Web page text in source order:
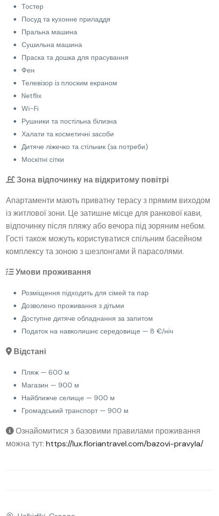
Тостер
Посуд та кухонне приладдя
Пральна машина
Сушильна машина
Праска та дошка для прасування
Фен
Телевізор із плоским екраном
Netflix
Wi-Fi
Рушники та постільна білизна
Халати та косметичні засоби
Дитяче ліжечко та стільчик (за потреби)
Москітні сітки
Зона відпочинку на відкритому повітрі
Апартаменти мають приватну терасу з прямим виходом
із житлової зони. Це затишне місце для ранкової кави,
відпочинку після пляжу або вечора під зоряним небом.
Гості також можуть користуватися спільним басейном
комплексу та зоною з шезлонгами й парасолями.
Умови проживання
Розміщення підходить для сімей та пар
Дозволено проживання з дітьми
Доступне дитяче обладнання за запитом
Податок на навколишнє середовище — 8 €/ніч
Відстані
Пляж — 600 м
Магазин — 900 м
Найближче селище — 900 м
Громадський транспорт — 900 м
Ознайомитися з базовими правилами проживання
можна тут: https://lux.floriantravel.com/bazovi-pravyla/